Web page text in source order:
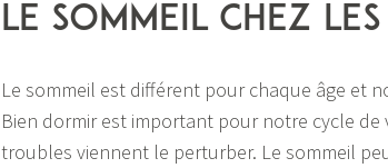
Le sommeil chez
Le sommeil est différent pour chaque âge et
Bien dormir est important pour notre cycle de
troubles viennent le perturber. Le sommeil